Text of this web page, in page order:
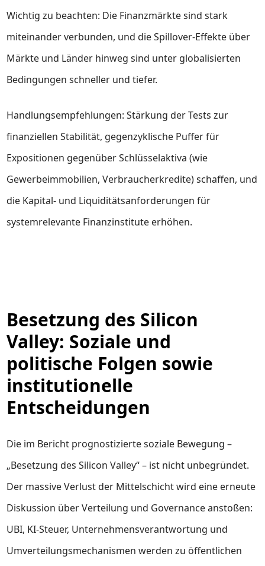
Wichtig zu beachten: Die Finanzmärkte sind stark
miteinander verbunden, und die Spillover-Effekte über
Märkte und Länder hinweg sind unter globalisierten
Bedingungen schneller und tiefer.
Handlungsempfehlungen: Stärkung der Tests zur
finanziellen Stabilität, gegenzyklische Puffer für
Expositionen gegenüber Schlüsselaktiva (wie
Gewerbeimmobilien, Verbraucherkredite) schaffen, und
die Kapital- und Liquiditätsanforderungen für
systemrelevante Finanzinstitute erhöhen.
Besetzung des Silicon
Valley: Soziale und
politische Folgen sowie
institutionelle
Entscheidungen
Die im Bericht prognostizierte soziale Bewegung –
„Besetzung des Silicon Valley“ – ist nicht unbegründet.
Der massive Verlust der Mittelschicht wird eine erneute
Diskussion über Verteilung und Governance anstoßen:
UBI, KI-Steuer, Unternehmensverantwortung und
Umverteilungsmechanismen werden zu öffentlichen